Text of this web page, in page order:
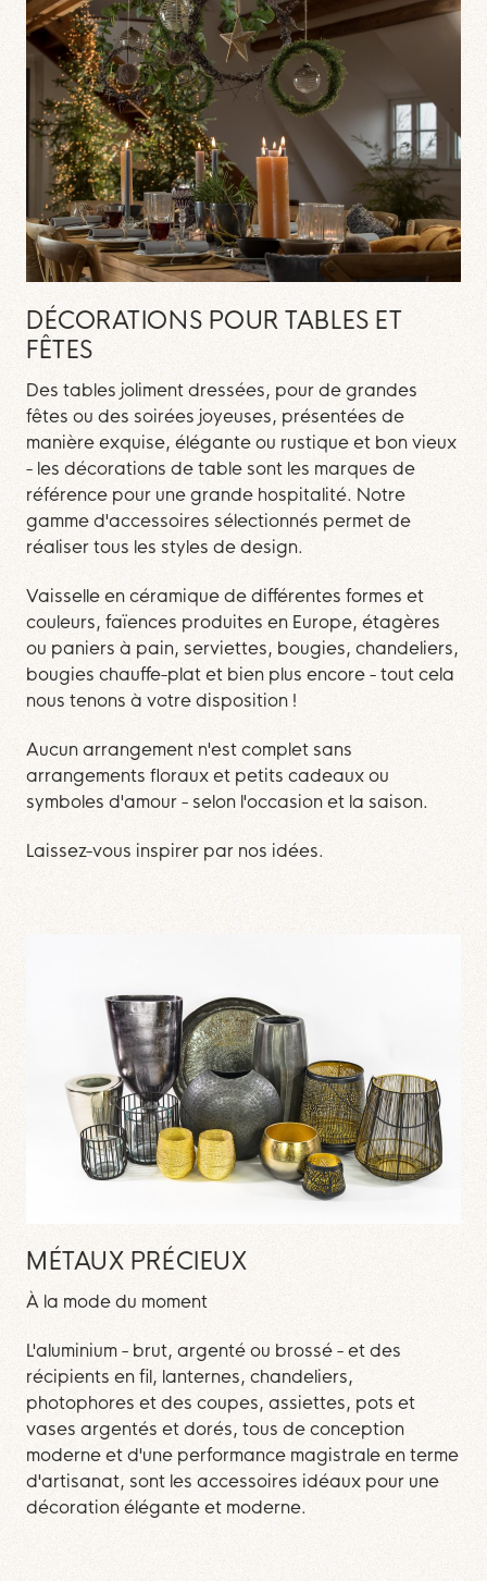
DÉCORATIONS POUR TABLES ET
FÊTES
Des tables joliment dressées, pour de grandes
fêtes ou des soirées joyeuses, présentées de
manière exquise, élégante ou rustique et bon vieux
- les décorations de table sont les marques de
référence pour une grande hospitalité. Notre
gamme d'accessoires sélectionnés permet de
réaliser tous les styles de design.
Vaisselle en céramique de différentes formes et
couleurs, faïences produites en Europe, étagères
ou paniers à pain, serviettes, bougies, chandeliers,
bougies chauffe-plat et bien plus encore - tout cela
nous tenons à votre disposition !
Aucun arrangement n'est complet sans
arrangements floraux et petits cadeaux ou
symboles d'amour - selon l'occasion et la saison.
Laissez-vous inspirer par nos idées.
MÉTAUX PRÉCIEUX
À la mode du moment
L'aluminium - brut, argenté ou brossé - et des
récipients en fil, lanternes, chandeliers,
photophores et des coupes, assiettes, pots et
vases argentés et dorés, tous de conception
moderne et d'une performance magistrale en terme
d'artisanat, sont les accessoires idéaux pour une
décoration élégante et moderne.